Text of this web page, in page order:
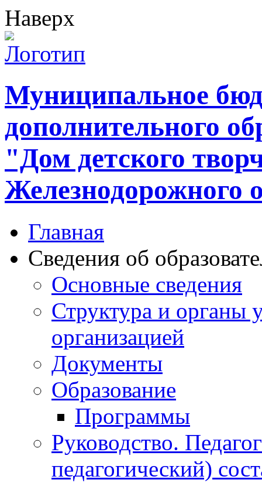
Наверх
Муниципальное
дополнительного
"Дом детского
Железнодорожного
Главная
Сведения об
Основные сведения
Структура и органы
организацией
Документы
Образование
Программы
Руководство.
педагогический)